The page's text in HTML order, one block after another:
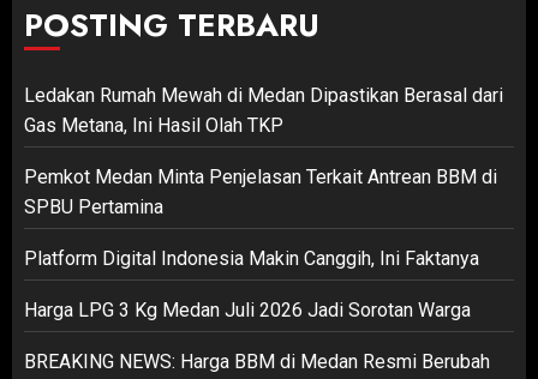
POSTING TERBARU
Ledakan Rumah Mewah di Medan Dipastikan Berasal dari
Gas Metana, Ini Hasil Olah TKP
Pemkot Medan Minta Penjelasan Terkait Antrean BBM di
SPBU Pertamina
Platform Digital Indonesia Makin Canggih, Ini Faktanya
Harga LPG 3 Kg Medan Juli 2026 Jadi Sorotan Warga
BREAKING NEWS: Harga BBM di Medan Resmi Berubah